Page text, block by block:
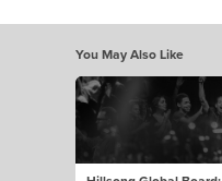
You May Also Like